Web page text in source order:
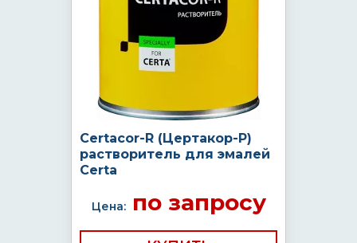
Certacor-R (Цертакор-Р)
растворитель для эмалей
Certa
Цена:по запросу